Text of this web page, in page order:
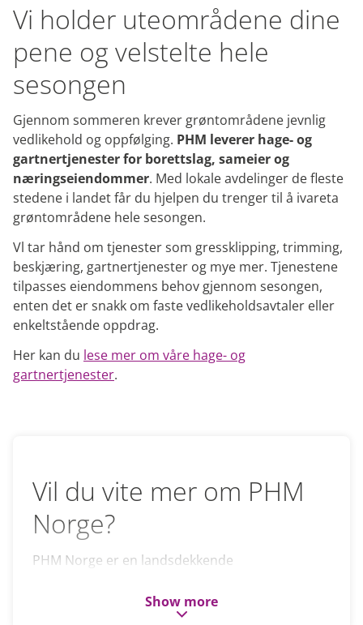
Vi holder uteområdene dine
pene og velstelte hele
sesongen
Gjennom sommeren krever grøntområdene jevnlig
vedlikehold og oppfølging. PHM leverer hage- og
gartnertjenester for borettslag, sameier og
næringseiendommer. Med lokale avdelinger de fleste
stedene i landet får du hjelpen du trenger til å ivareta
grøntområdene hele sesongen.
Vl tar hånd om tjenester som gressklipping, trimming,
beskjæring, gartnertjenester og mye mer. Tjenestene
tilpasses eiendommens behov gjennom sesongen,
enten det er snakk om faste vedlikeholdsavtaler eller
enkeltstående oppdrag.
Her kan du lese mer om våre hage- og
gartnertjenester.
Vil du vite mer om PHM
Norge?
PHM Norge er en landsdekkende
drift og vedlikehold av eiendom. Vår oppgave er
å ta vare på mennesker ved å ta vare på deres
Show more